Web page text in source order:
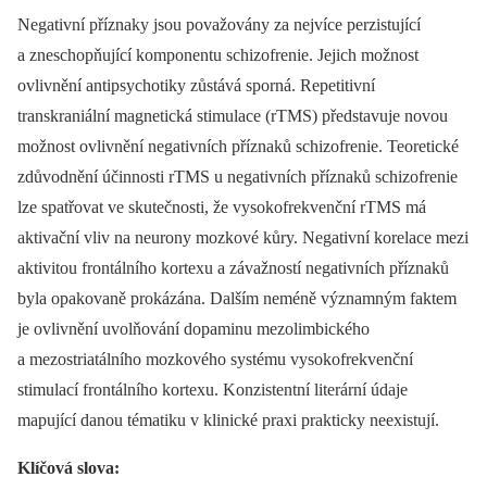
Negativní příznaky jsou považovány za nejvíce perzistující
a zneschopňující komponentu schizofrenie. Jejich možnost
ovlivnění antipsychotiky zůstává sporná. Repetitivní
transkraniální magnetická stimulace (rTMS) představuje novou
možnost ovlivnění negativních příznaků schizofrenie. Teoretické
zdůvodnění účinnosti rTMS u negativních příznaků schizofrenie
lze spatřovat ve skutečnosti, že vysokofrekvenční rTMS má
aktivační vliv na neurony mozkové kůry. Negativní korelace mezi
aktivitou frontálního kortexu a závažností negativních příznaků
byla opakovaně prokázána. Dalším neméně významným faktem
je ovlivnění uvolňování dopaminu mezolimbického
a mezostriatálního mozkového systému vysokofrekvenční
stimulací frontálního kortexu. Konzistentní literární údaje
mapující danou tématiku v klinické praxi prakticky neexistují.
Klíčová slova: